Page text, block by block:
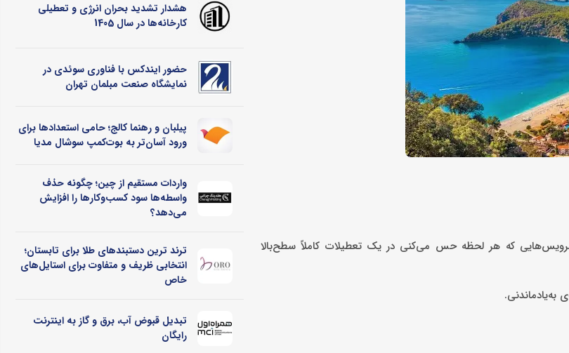
سرویس‌هایی که هر لحظه حس می‌کنی در یک تعطیلات کاملاً سطح‌بالا
به‌یادماندنی.
هشدار تشدید بحران انرژی و تعطیلی
کارخانه‌ها در سال 1405
حضور ایندکس با فناوری سوئدی در
نمایشگاه صنعت مبلمان تهران
پیلبان و رهنما کالج؛ حامی استعدادها برای
ورود آسان‌تر به بوت‌کمپ سوشال مدیا
واردات مستقیم از چین؛ چگونه حذف
واسطه‌ها سود کسب‌وکارها را افزایش
می‌دهد؟
ترند ترین دستبندهای طلا برای تابستان؛
انتخابی ظریف و متفاوت برای استایل‌های
خاص
تبدیل قبوض آب، برق و گاز به اینترنت
رایگان